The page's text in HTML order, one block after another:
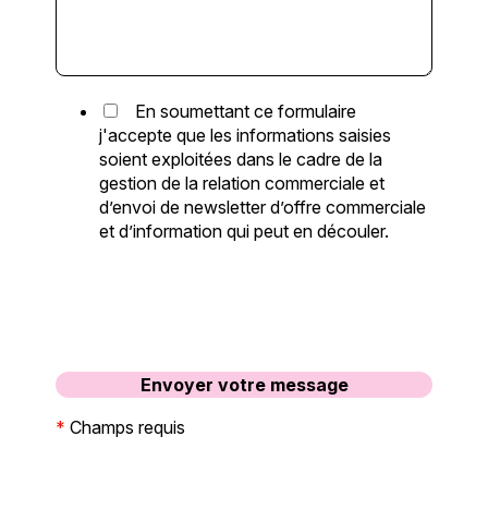
En soumettant ce formulaire
j'accepte que les informations saisies
soient exploitées dans le cadre de la
gestion de la relation commerciale et
d’envoi de newsletter d’offre commerciale
et d’information qui peut en découler.
* Champs requis